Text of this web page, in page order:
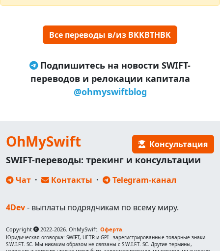
Все переводы в/из BKKBTHBK
Подпишитесь на новости SWIFT-
переводов и релокации капитала
@ohmyswiftblog
OhMySwift Консультация
SWIFT-переводы: трекинг и консультации
Чат · Контакты · Telegram-канал
4Dev- выплаты подрядчикам по всему миру.
Copyright 2022-2026. OhMySwift. Оферта.
Юридическая оговорка: SWIFT, UETR и GPI - зарегистрированные товарные знаки
S.W.I.F.T. SC. Мы никаким образом не связаны с S.W.I.F.T. SC. Другие термины,